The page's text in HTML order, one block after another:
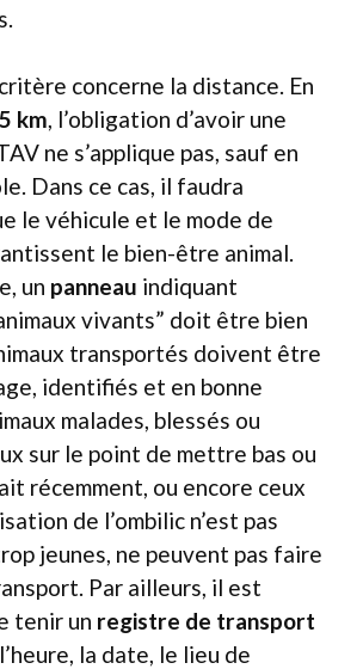
concerne la distance. En
km, l’obligation d’avoir une
ne s’applique pas, sauf en
Dans ce cas, il faudra
le véhicule et le mode de
le bien-être animal.
un panneau indiquant
vivants” doit être bien
transportés doivent être
identifiés et en bonne
malades, blessés ou
sur le point de mettre bas ou
récemment, ou encore ceux
de l’ombilic n’est pas
jeunes, ne peuvent pas faire
Par ailleurs, il est
tenir un registre de transport
la date, le lieu de